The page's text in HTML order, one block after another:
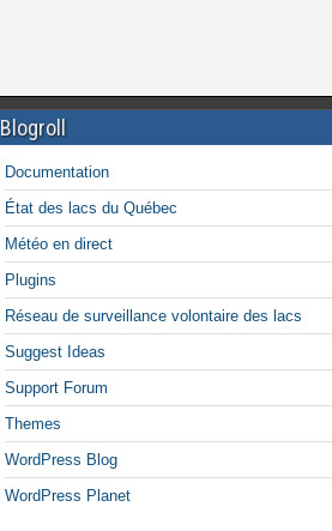
Blogroll
Documentation
État des lacs du Québec
Météo en direct
Plugins
Réseau de surveillance volontaire des lacs
Suggest Ideas
Support Forum
Themes
WordPress Blog
WordPress Planet